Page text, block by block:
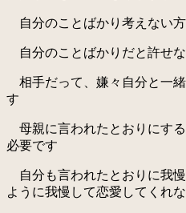
自分のことばかり考えない
自分のことばかりだと許せ
相手だって、嫌々自分と一
す
母親に言われたとおりにす
必要です
自分も言われたとおりに我
ように我慢して恋愛してくれ